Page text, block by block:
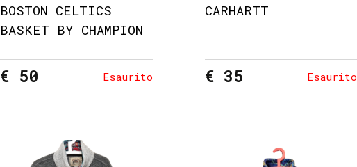
BOSTON CELTICS
BASKET BY CHAMPION
€ 50 Esaurito
CARHARTT
€ 35 Esaurito